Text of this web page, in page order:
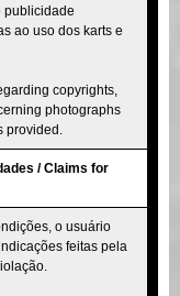
publicidade
ao uso dos karts e
copyrights,
photographs
provided.
/ Claims for
o usuário
feitas pela